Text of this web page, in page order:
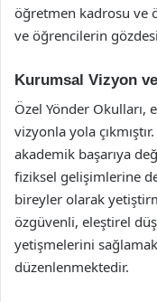
öğretmen kadrosu ve
ve öğrencilerin
Kurumsal Vizyon
Özel Yönder
vizyonla yola
akademik başarıya
fiziksel gelişimlerine
bireyler olarak
özgüvenli, eleştirel
yetişmelerini
düzenlenmektedir.